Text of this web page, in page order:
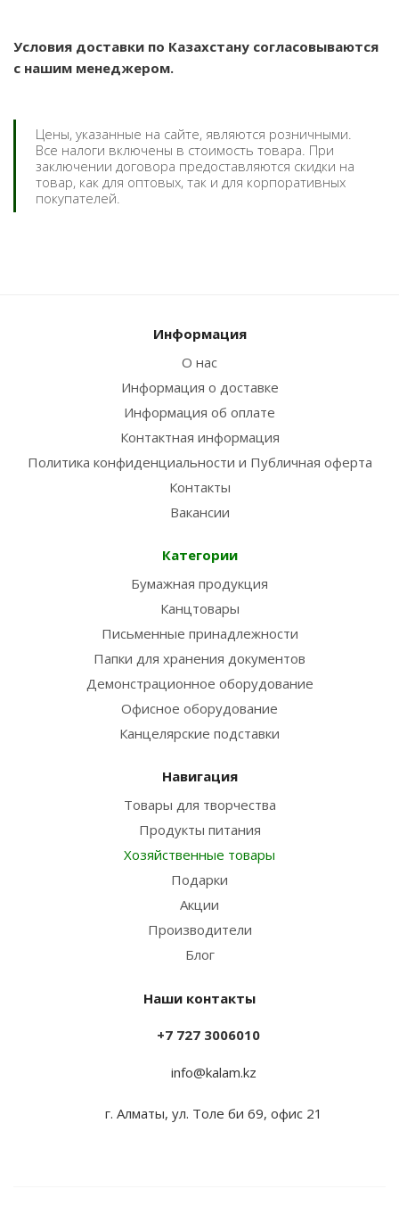
Условия доставки по Казахстану согласовываются
с нашим менеджером.
Цены, указанные на сайте, являются розничными.
Все налоги включены в стоимость товара. При
заключении договора предоставляются скидки на
товар, как для оптовых, так и для корпоративных
покупателей.
Информация
О нас
Информация о доставке
Информация об оплате
Контактная информация
Политика конфиденциальности и Публичная оферта
Контакты
Вакансии
Категории
Бумажная продукция
Канцтовары
Письменные принадлежности
Папки для хранения документов
Демонстрационное оборудование
Офисное оборудование
Канцелярские подставки
Навигация
Товары для творчества
Продукты питания
Хозяйственные товары
Подарки
Акции
Производители
Блог
Наши контакты
+7 727 3006010
info@kalam.kz
г. Алматы, ул. Толе би 69, офис 21